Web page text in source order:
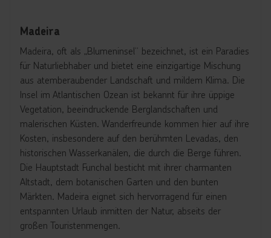
Madeira
Madeira, oft als „Blumeninsel“ bezeichnet, ist ein Paradies
für Naturliebhaber und bietet eine einzigartige Mischung
aus atemberaubender Landschaft und mildem Klima. Die
Insel im Atlantischen Ozean ist bekannt für ihre üppige
Vegetation, beeindruckende Berglandschaften und
malerischen Küsten. Wanderfreunde kommen hier auf ihre
Kosten, insbesondere auf den berühmten Levadas, den
historischen Wasserkanälen, die durch die Berge führen.
Die Hauptstadt Funchal besticht mit ihrer charmanten
Altstadt, dem botanischen Garten und den bunten
Märkten. Madeira eignet sich hervorragend für einen
entspannten Urlaub inmitten der Natur, abseits der
großen Touristenmengen.